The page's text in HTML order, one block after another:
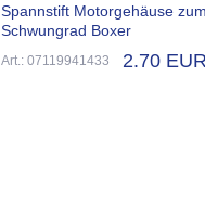
Spannstift Motorgehäuse
Schwungrad Boxer
Art.: 07119941433 2.70